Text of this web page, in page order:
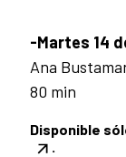
-Martes 14
Ana
80 min
Disponible
.